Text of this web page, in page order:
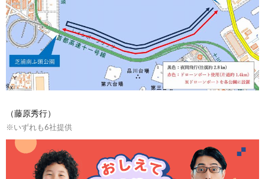
（藤原秀行）
※いずれも6社提供